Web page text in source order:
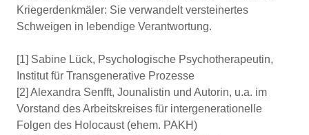
Kriegerdenkmäler: Sie verwandelt versteinertes
Schweigen in lebendige Verantwortung.
[1] Sabine Lück, Psychologische Psychotherapeutin,
Institut für Transgenerative Prozesse
[2] Alexandra Senfft, Jounalistin und Autorin, u.a. im
Vorstand des Arbeitskreises für intergenerationelle
Folgen des Holocaust (ehem. PAKH)